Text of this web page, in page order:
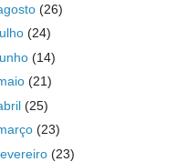
(26)
(24)
(14)
(21)
(25)
(23)
(23)